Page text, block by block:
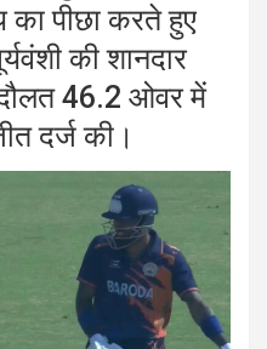
का पीछा करते हुए
की शानदार
46.2 ओवर में
दर्ज की।